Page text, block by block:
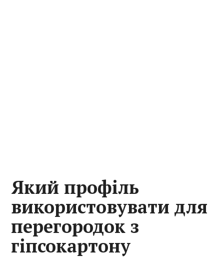
Який профіль
використовувати для
перегородок з
гіпсокартону